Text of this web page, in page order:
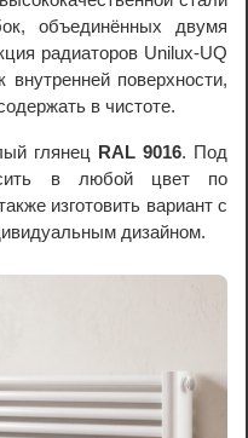
объединённых двумя
радиаторов Unilux-UQ
поверхности,
в чистоте.
глянец RAL 9016. Под
в любой цвет по
изготовить вариант с
дизайном.